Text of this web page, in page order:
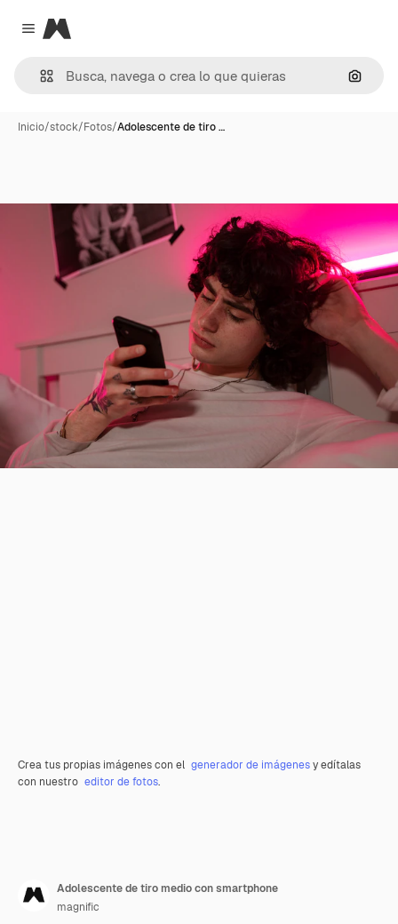
Close menu
Magnific
Inicio/stock/Fotos/Adolescente de tiro …
Crea tus propias imágenes con el generador de imágenesy edítalas
con nuestro editor de fotos.
Adolescente de tiro medio con smartphone
magnific